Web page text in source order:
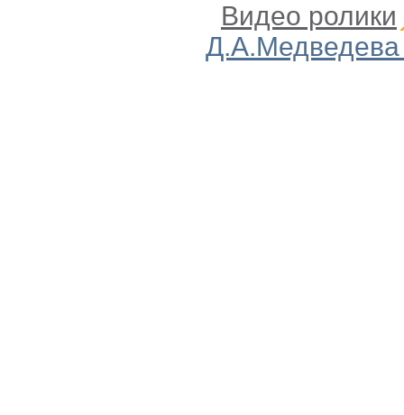
Видео ролики
Д.А.Медведева